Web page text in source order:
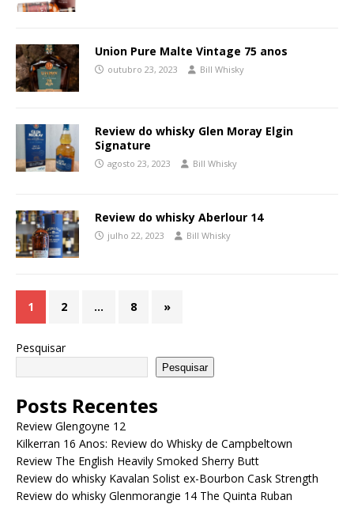
Union Pure Malte Vintage 75 anos
outubro 23, 2023 Bill Whisky
Review do whisky Glen Moray Elgin
Signature
agosto 23, 2023 Bill Whisky
Review do whisky Aberlour 14
julho 22, 2023 Bill Whisky
1 2 … 8 »
Pesquisar
Pesquisar
Posts Recentes
Review Glengoyne 12
Kilkerran 16 Anos: Review do Whisky de Campbeltown
Review The English Heavily Smoked Sherry Butt
Review do whisky Kavalan Solist ex-Bourbon Cask Strength
Review do whisky Glenmorangie 14 The Quinta Ruban